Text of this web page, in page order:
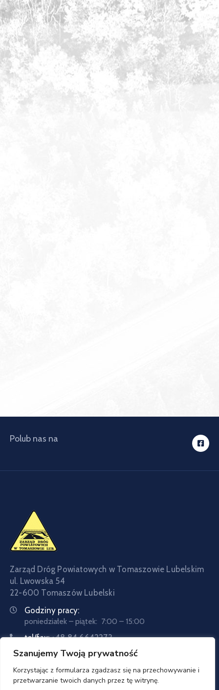
Szanujemy Twoją prywatność
Korzystając z formularza zgadzasz się na przechowywanie i
przetwarzanie twoich danych przez tę witrynę.
Polub nas na
Zarząd Dróg Powiatowych w Tomaszowie Lubelskim
ul. Lwowska 54
22-600 Tomaszów Lubelski
Godziny pracy:
poniedziałek – piątek: 7:00 – 15:00
tel/fax:+48 84 6642273
tel:+48 84 6642057
Email:sekretariat@zdptomaszow.pl